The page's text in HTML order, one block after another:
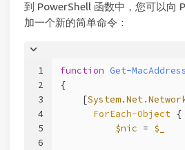
到 PowerShell 函数中，您可以向
加一个新的简单命令：
1
2
3
4
5
6
function Get-MacAddress
{
    [
ForEach-Object {
$nic = $_